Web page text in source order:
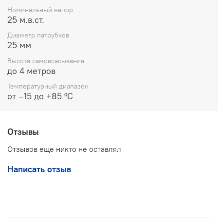
Присоединительные размеры:
выходной патрубки имеют диаметр 25 мм.
Эксплуатационные параметры:
Материал проточной части
Масса агрегата
Номинальный напор
25 м.в.ст.
Диаметр патрубков
25 мм
Высота самовсасывания
до 4 метров
Температурный диапазон
от –15 до +85 ºC
Отзывы
Отзывов еще никто не оставлял
Написать отзыв